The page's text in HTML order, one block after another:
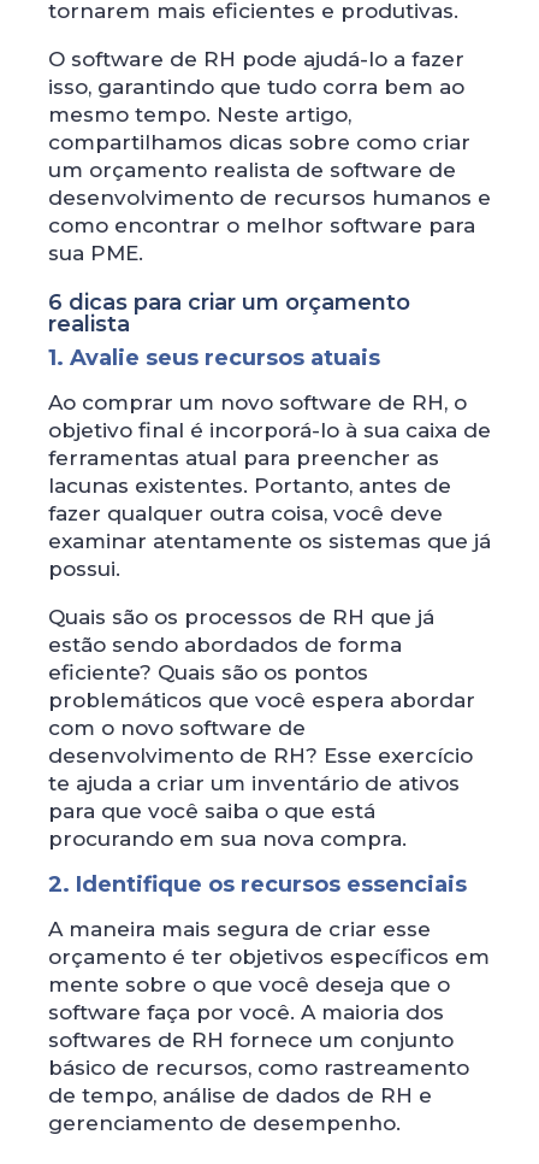
tornarem mais eficientes e produtivas.
O software de RH pode ajudá-lo a fazer
isso, garantindo que tudo corra bem ao
mesmo tempo. Neste artigo,
compartilhamos dicas sobre como criar
um orçamento realista de software de
desenvolvimento de recursos humanos e
como encontrar o melhor software para
sua PME.
6 dicas para criar um orçamento
realista
1. Avalie seus recursos atuais
Ao comprar um novo software de RH, o
objetivo final é incorporá-lo à sua caixa de
ferramentas atual para preencher as
lacunas existentes. Portanto, antes de
fazer qualquer outra coisa, você deve
examinar atentamente os sistemas que já
possui.
Quais são os processos de RH que já
estão sendo abordados de forma
eficiente? Quais são os pontos
problemáticos que você espera abordar
com o novo software de
desenvolvimento de RH? Esse exercício
te ajuda a criar um inventário de ativos
para que você saiba o que está
procurando em sua nova compra.
2. Identifique os recursos essenciais
A maneira mais segura de criar esse
orçamento é ter objetivos específicos em
mente sobre o que você deseja que o
software faça por você. A maioria dos
softwares de RH fornece um conjunto
básico de recursos, como rastreamento
de tempo, análise de dados de RH e
gerenciamento de desempenho.